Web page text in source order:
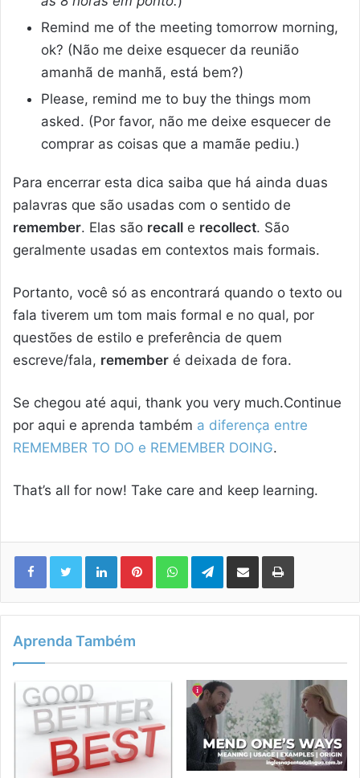
Remind me of the meeting tomorrow morning,
ok? (Não me deixe esquecer da reunião
amanhã de manhã, está bem?)
Please, remind me to buy the things mom
asked. (Por favor, não me deixe esquecer de
comprar as coisas que a mamãe pediu.)
Para encerrar esta dica saiba que há ainda duas
palavras que são usadas com o sentido de
remember. Elas são recall e recollect. São
geralmente usadas em contextos mais formais.
Portanto, você só as encontrará quando o texto ou
fala tiverem um tom mais formal e no qual, por
questões de estilo e preferência de quem
escreve/fala, remember é deixada de fora.
Se chegou até aqui, thank you very much.Continue
por aqui e aprenda também a diferença entre
REMEMBER TO DO e REMEMBER DOING.
That’s all for now! Take care and keep learning.
LinkedinPinterestWhatsAppTelegram
Compartilhar via e-mail Imprimir
Aprenda Também